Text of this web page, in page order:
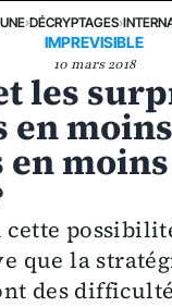
›DÉCRYPTAGES›
IMPREVISIBLE
10 mars 2018
les
en
que la
des